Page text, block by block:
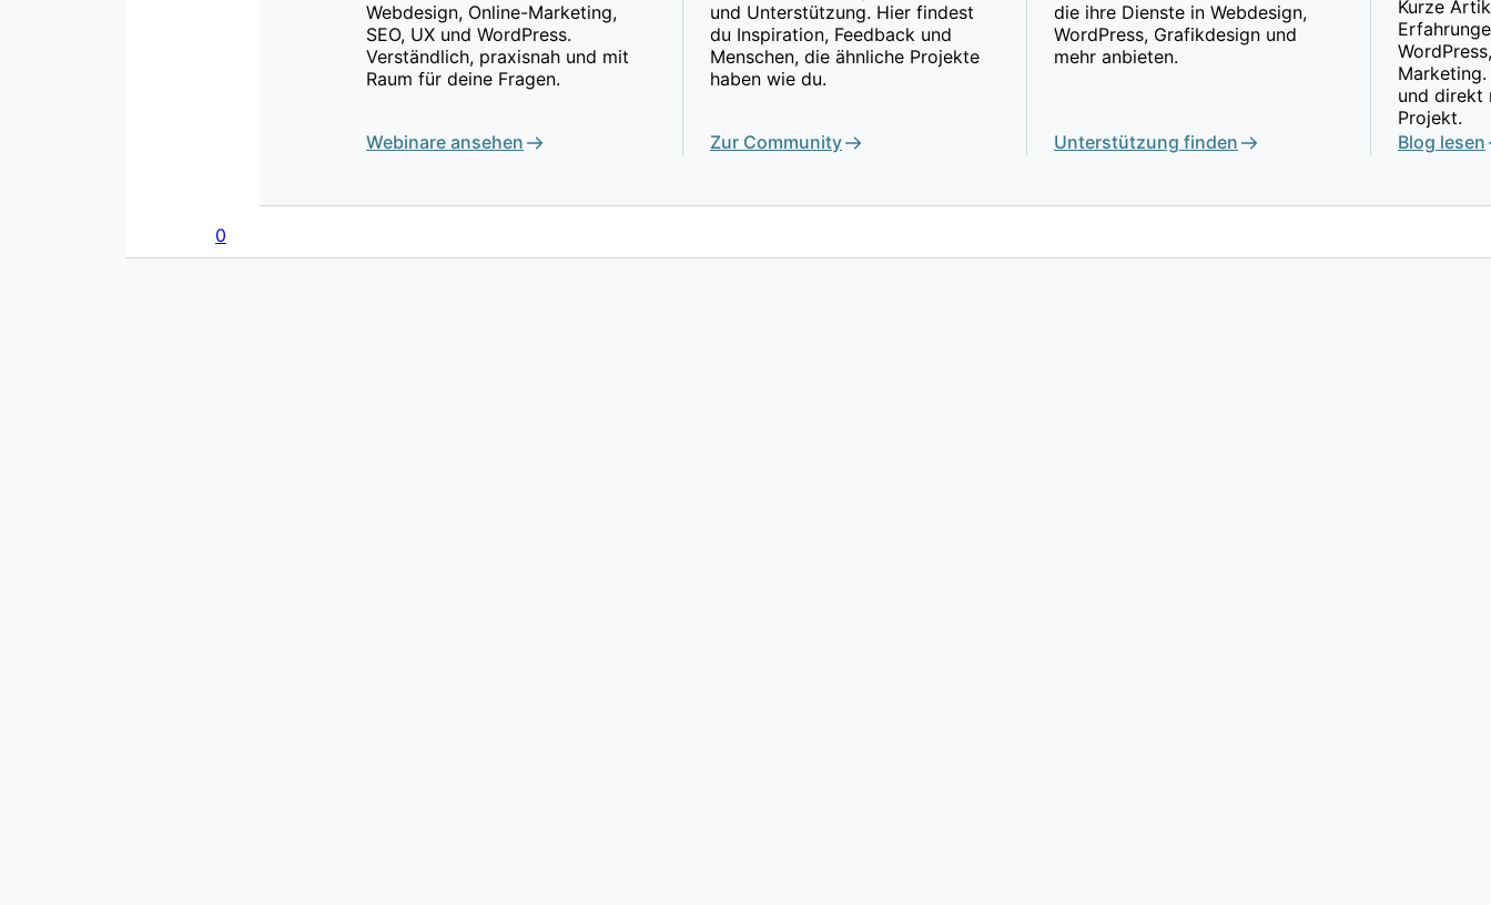
Webdesign, Online-Marketing,
SEO, UX und WordPress.
Verständlich, praxisnah und mit
Raum für deine Fragen.
Webinare ansehen
und Unterstützung. Hier findest
du Inspiration, Feedback und
Menschen, die ähnliche Projekte
haben wie du.
Zur Community
die ihre Dienste in Webdesign,
WordPress, Grafikdesign und
mehr anbieten.
Unterstützung finden
Kurze
und direkt
Projekt.
Blog lesen
0